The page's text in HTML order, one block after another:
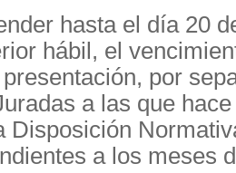
hasta el día 20
hábil, el
por
a las que
Disposición
a los meses